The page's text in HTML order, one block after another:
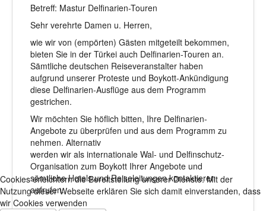
Betreff: Mastur Delfinarien-Touren
Sehr verehrte Damen u. Herren,
wie wir von (empörten) Gästen mitgeteilt bekommen,
bieten Sie in der Türkei auch Delfinarien-Touren an.
Sämtliche deutschen Reiseveranstalter haben
aufgrund unserer Proteste und Boykott-Ankündigung
diese Delfinarien-Ausflüge aus dem Programm
gestrichen.
Wir möchten Sie höflich bitten, Ihre Delfinarien-
Angebote zu überprüfen und aus dem Programm zu
nehmen. Alternativ
werden wir als internationale Wal- und Delfinschutz-
Organisation zum Boykott Ihrer Angebote und
sämtliche Hotels und Reiseleitungen kontaktieren
aufrufen.
Cookies erleichtern die Bereitstellung unserer Dienste. Mit der
Nutzung dieser Webseite erklären Sie sich damit einverstanden, dass
wir Cookies verwenden